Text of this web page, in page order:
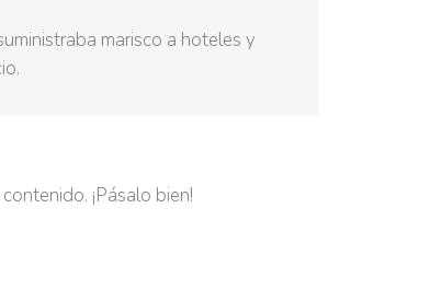
marisco a hoteles y
¡Pásalo bien!